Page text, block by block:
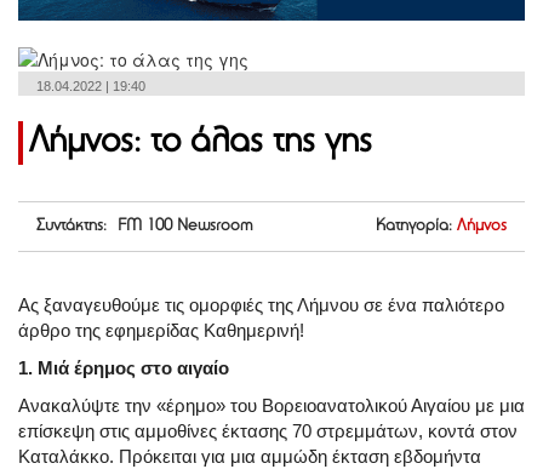
18.04.2022 | 19:40
Λήμνος: το άλας της γης
Συντάκτης: FM 100 Newsroom Κατηγορία: Λήμνος
Ας ξαναγευθούμε τις ομορφιές της Λήμνου σε ένα παλιότερο
άρθρο της εφημερίδας Καθημερινή!
1. Μιά έρημος στο αιγαίο
Ανακαλύψτε την «έρημο» του Βορειοανατολικού Αιγαίου με μια
επίσκεψη στις αμμοθίνες έκτασης 70 στρεμμάτων, κοντά στον
Καταλάκκο. Πρόκειται για μια αμμώδη έκταση εβδομήντα